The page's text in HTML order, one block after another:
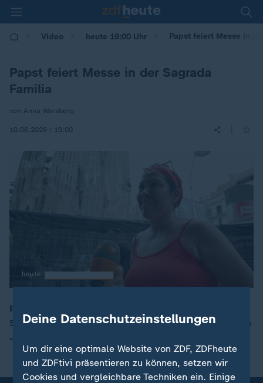
Video heute 19:00 Uhr Papst feiert Messe in
Papst feiert Messe in der Sagrada
Familia
von Anna Warsberg
10.06.2026 | 19:00
Papst Leo zelebriert in Barcelona eine Messe in der
Sagrada Familia. Mit der Weihe des 172,5 Meter hohen
Jesusturms wird sie zur höchsten Kirche der Welt.
Deine Datenschutzeinstellungen
Um dir eine optimale Website von ZDF, ZDFheute
und ZDFtivi präsentieren zu können, setzen wir
Cookies und vergleichbare Techniken ein. Einige